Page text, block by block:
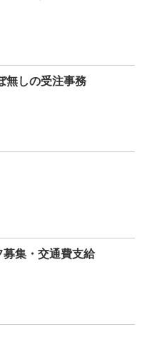
無しの受注事務
集・交通費支給